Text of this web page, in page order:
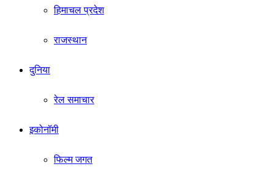
हिमाचल प्रदेश
राजस्थान
दुनिया
रेल समाचार
इकोनॉमी
फिल्म जगत